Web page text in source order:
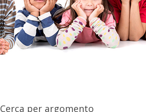
Cerca per argomento